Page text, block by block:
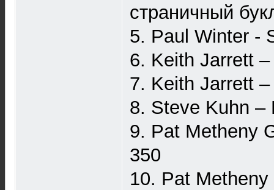
страничный
5. Paul Winter -
6. Keith Jarrett
7. Keith Jarrett
8. Steve Kuhn –
9. Pat Metheny
350
10. Pat